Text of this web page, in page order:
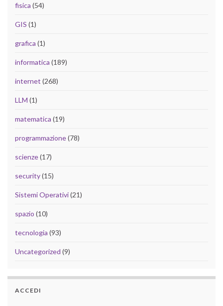
fisica (54)
GIS (1)
grafica (1)
informatica (189)
internet (268)
LLM (1)
matematica (19)
programmazione(78)
scienze(17)
security(15)
Sistemi Operativi(21)
spazio (10)
tecnologia (93)
Uncategorized (9)
ACCEDI